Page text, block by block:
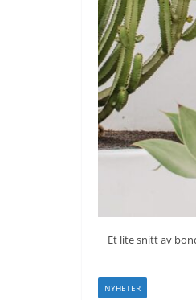
Et lite snitt av
NYHETER